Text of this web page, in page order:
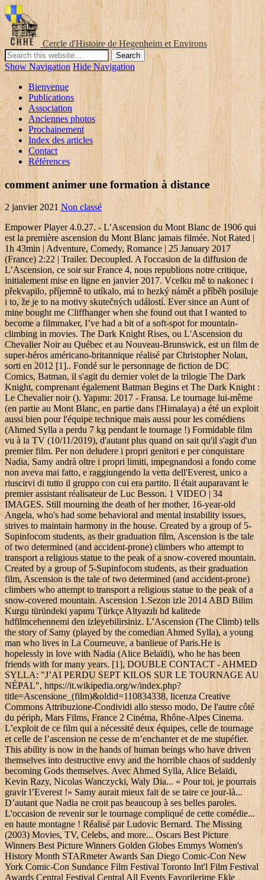
Cercle d'Histoire de Hegenheim et Environs
Show Navigation Hide Navigation
Bienvenue
Publications
Association
Anciennes photos
Prochainement
Index des articles
Contact
Références
comment animer une formation à distance
2 janvier 2021 Non classé
Empower Player 4.0.27. - L’Ascension du Mont Blanc de 1906 qui
est la première ascension du Mont Blanc jamais filmée. Not Rated |
1h 43min | Adventure, Comedy, Romance | 25 January 2017
(France) 2:22 | Trailer. Decoupled. A l'occasion de la diffusion de
L’Ascension, ce soir sur France 4, nous republions notre critique,
initialement mise en ligne en janvier 2017. Vcelku mě to nakonec i
překvapilo, příjemně to utíkalo, má to hezký námět a příběh posiluje
i to, že je to na motivy skutečných událostí. Ever since an Aunt of
mine bought me Cliffhanger when she found out that I wanted to
become a filmmaker, I’ve had a bit of a soft-spot for mountain-
climbing in movies. The Dark Knight Rises, ou L'Ascension du
Chevalier Noir au Québec et au Nouveau-Brunswick, est un film de
super-héros américano-britannique réalisé par Christopher Nolan,
sorti en 2012 [1].. Fondé sur le personnage de fiction de DC
Comics, Batman, il s'agit du dernier volet de la trilogie The Dark
Knight, comprenant également Batman Begins et The Dark Knight :
Le Chevalier noir (). Yapımı: 2017 - Fransa. Le tournage lui-même
(en partie au Mont Blanc, en partie dans l'Himalaya) a été un exploit
aussi bien pour l'équipe technique mais aussi pour les comédiens
(Ahmed Sylla a perdu 7 kg pendant le tournage !) Formidable film
vu à la TV (10/11/2019), d'autant plus quand on sait qu'il s'agit d'un
premier film. Per non deludere i propri genitori e per conquistare
Nadia, Samy andrà oltre i propri limiti, impegnandosi a fondo come
non aveva mai fatto, e raggiungendo la vetta dell'Everest, unico a
riuscirvi di tutto il gruppo con cui era partito. Il était auparavant le
premier assistant réalisateur de Luc Besson. 1 VIDEO | 34
IMAGES. Still mourning the death of her mother, 16-year-old
Angela, who's had some behavioral and mental instability issues,
strives to maintain harmony in the house. Created by a group of 5-
Supinfocom students, as their graduation film, Ascension is the tale
of two determined (and accident-prone) climbers who attempt to
transport a religious statue to the peak of a snow-covered mountain.
Created by a group of 5-Supinfocom students, as their graduation
film, Ascension is the tale of two determined (and accident-prone)
climbers who attempt to transport a religious statue to the peak of a
snow-covered mountain. Ascension 1.Sezon izle 2014 ABD Bilim
Kurgu türündeki yapımı Türkçe Altyazılı hd kalitede
hdfilmcehennemi den izleyebilirsiniz. L’Ascension (The Climb) tells
the story of Samy (played by the comedian Ahmed Sylla), a young
man who lives in La Courneuve, a banlieue of Paris.He is
hopelessly in love with Nadia (Alice Belaïdi), who he has been
friends with for many years. [1], DOUBLE CONTACT - AHMED
SYLLA: "J’AI PERDU SEPT KILOS SUR LE TOURNAGE AU
NÉPAL", https://it.wikipedia.org/w/index.php?
title=Ascensione_(film)&oldid=110834338, licenza Creative
Commons Attribuzione-Condividi allo stesso modo, De l'autre côté
du périph, Mars Films, France 2 Cinéma, Rhône-Alpes Cinema.
L’exploit de ce film qui a nécessité deux équipes, celle de tournage
et celle de l’ascension ne cesse de m’enchanter et de me stupéfier.
This ability is now in the hands of human beings who have driven
themselves into destructive envy and the horrible chaos of suddenly
becoming Gods themselves. Avec Ahmed Sylla, Alice Belaïdi,
Kevin Razy, Nicolas Wanczycki, Waly Dia... « Pour toi, je pourrais
gravir l’Everest !» Samy aurait mieux fait de se taire ce jour-là...
D’autant que Nadia ne croit pas beaucoup à ses belles paroles.
L'occasion de revenir sur le tournage compliqué de cette comédie...
en haute montagne ! Réalisé par Ludovic Bernard. The Missing
(2003) Movies, TV, Celebs, and more... Oscars Best Picture
Winners Best Picture Winners Golden Globes Emmys Women's
History Month STARmeter Awards San Diego Comic-Con New
York Comic-Con Sundance Film Festival Toronto Int'l Film Festival
Awards Central Festival Central All Events Favorilerime Ekle